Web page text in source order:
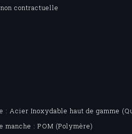
contractuelle
: Acier Inoxydable haut de gamme
manche : POM (Polymère)